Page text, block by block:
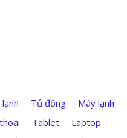
Tủ đông
Máy lạnh
Tablet
Laptop